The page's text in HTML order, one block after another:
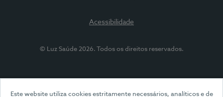
Este website utiliza cookies estritamente necessários, analíticos e de
Acessibilidade
© Luz Saúde 2026. Todos os direitos reservados.